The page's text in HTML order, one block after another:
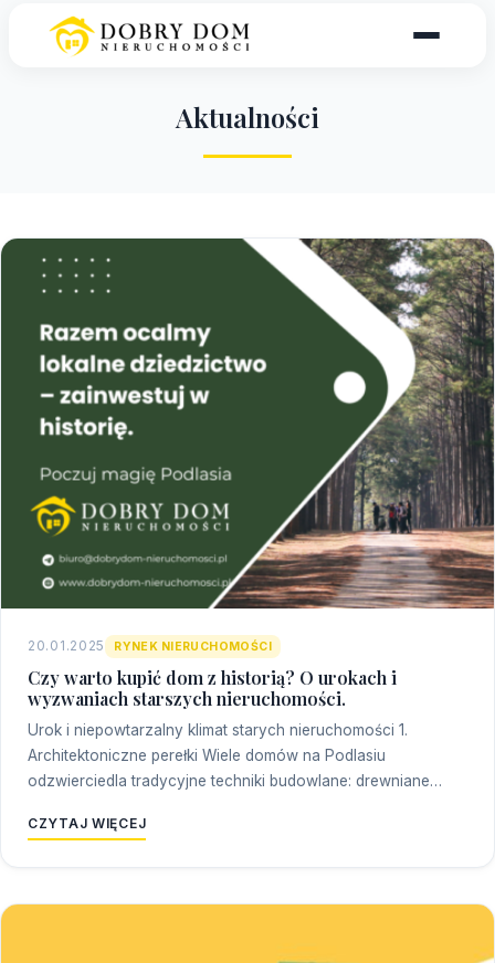
Aktualności
20.01.2025 RYNEK NIERUCHOMOŚCI
Czy warto kupić dom z historią? O urokach i
wyzwaniach starszych nieruchomości.
Urok i niepowtarzalny klimat starych nieruchomości 1.
Architektoniczne perełki Wiele domów na Podlasiu
odzwierciedla tradycyjne techniki budowlane: drewniane…
CZYTAJ WIĘCEJ